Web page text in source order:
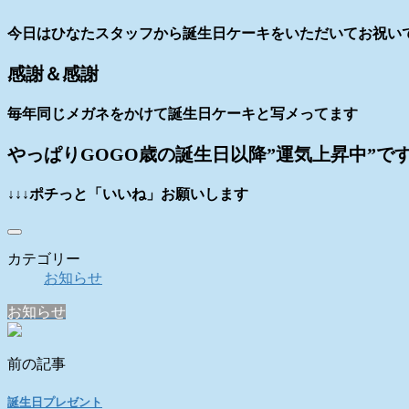
今日はひなたスタッフから誕生日ケーキをいただいてお祝い
感謝＆感謝
毎年同じメガネをかけて誕生日ケーキと写メってます
やっぱりGOGO歳の誕生日以降”運気上昇中”で
↓↓↓ポチっと「いいね」お願いします
カテゴリー
お知らせ
お知らせ
前の記事
誕生日プレゼント